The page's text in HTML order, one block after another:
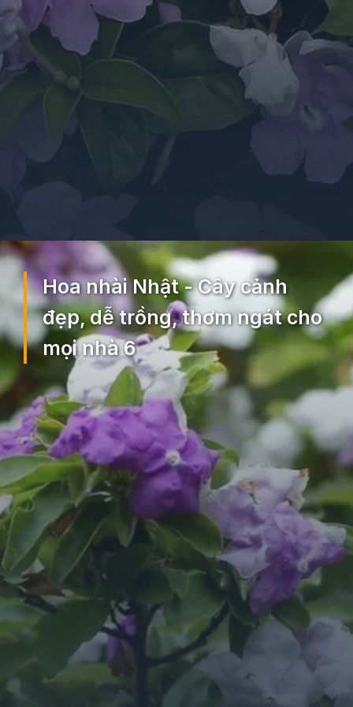
Đang mởhttps://ocopaz.vn/hoa-nhai-nhat-300
Hoa nhài Nhật - Cây cảnh
đẹp, dễ trồng, thơm ngát cho
mọi nhà 6